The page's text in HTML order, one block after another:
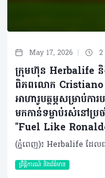
May 17, 2026 | 2
ក្រុមហ៊ុន Herbalife
ពិភពលោក
អាហារូបត្ថម្ភសម្រាប់កា
មកកាន់ទម្លាប់រស់នៅប្រច
"Fuel Like
ព្រឹត្តិការណ៍ និងព័ត៌មាន